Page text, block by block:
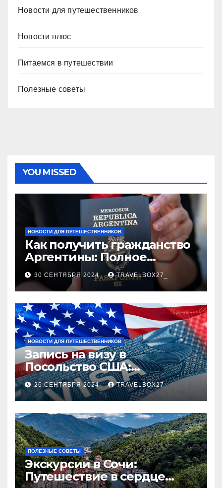
Новости для путешественников
Новости плюс
Питаемся в путешествии
Полезные советы
YOU MISSED
НОВОСТИ ДЛЯ ПУТЕШЕСТВЕННИКОВ
Как получить гражданство
Аргентины: Полное
руководство
30 СЕНТЯБРЯ 2024 TRAVELBOX27_
НОВОСТИ ДЛЯ ПУТЕШЕСТВЕННИКОВ
Запись на визу в
Посольство США:
Пошаговое руководство
26 СЕНТЯБРЯ 2024 TRAVELBOX27_
ПОЛЕЗНЫЕ СОВЕТЫ
Экскурсии в Сочи:
Путешествие в сердце